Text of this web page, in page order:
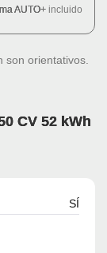
AUTO+ incluido
son orientativos.
CV 52 kWh
SÍ